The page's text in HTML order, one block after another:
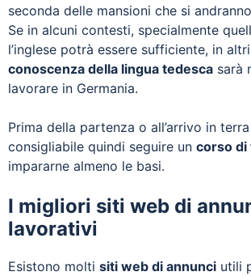
seconda delle mansioni che si
Se in alcuni contesti, specialmente
l’inglese potrà essere sufficiente, in
conoscenza della lingua tedesca sarà
lavorare in Germania.
Prima della partenza o all’arrivo in
consigliabile quindi seguire un corso di
impararne almeno le basi.
I migliori siti web di
lavorativi
Esistono molti siti web di annunci utili